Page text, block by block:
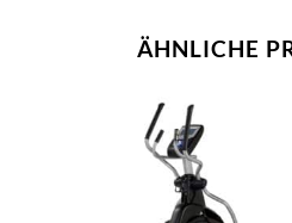
ÄHNLICHE